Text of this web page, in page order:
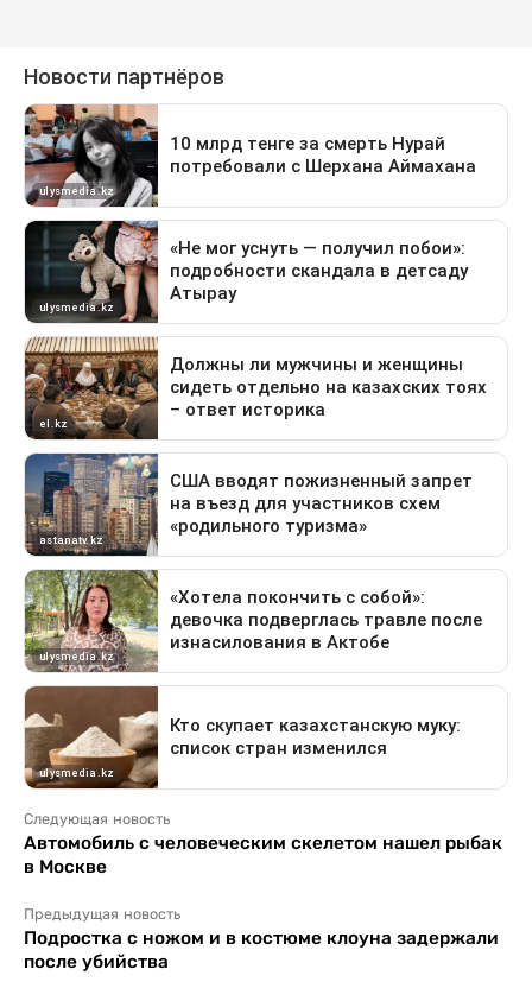
Следующая новость
Автомобиль с человеческим скелетом нашел рыбак
в Москве
Предыдущая новость
Подростка с ножом и в костюме клоуна задержали
после убийства